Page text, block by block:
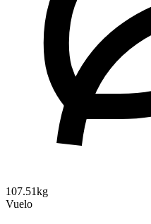
107.51kg
Vuelo